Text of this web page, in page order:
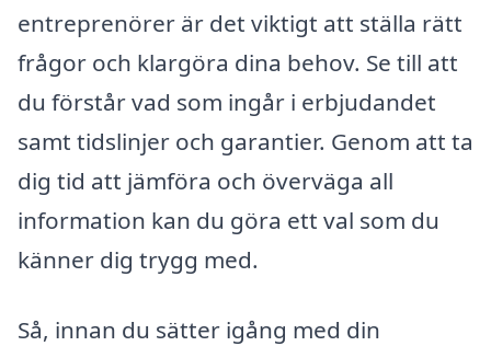
entreprenörer är det viktigt att ställa rätt
frågor och klargöra dina behov. Se till att
du förstår vad som ingår i erbjudandet
samt tidslinjer och garantier. Genom att ta
dig tid att jämföra och överväga all
information kan du göra ett val som du
känner dig trygg med.
Så, innan du sätter igång med din